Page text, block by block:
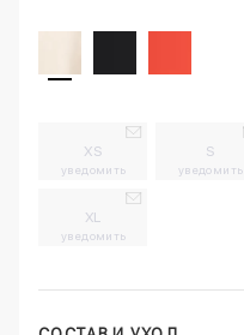
XS
уведомить
S
уведомить
XL
уведомить